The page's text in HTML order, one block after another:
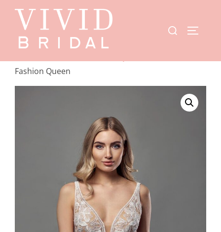
Fashion Queen